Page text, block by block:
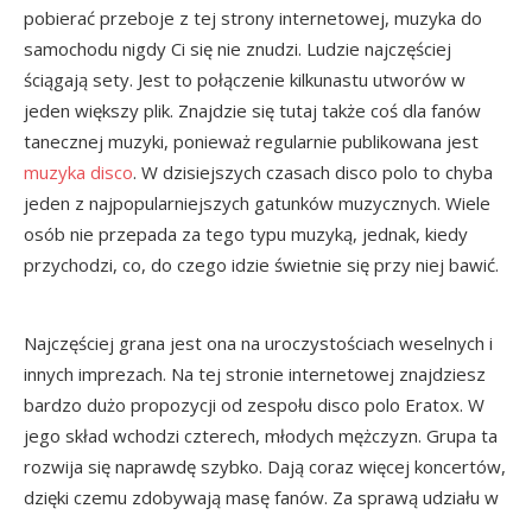
pobierać przeboje z tej strony internetowej, muzyka do
samochodu nigdy Ci się nie znudzi. Ludzie najczęściej
ściągają sety. Jest to połączenie kilkunastu utworów w
jeden większy plik. Znajdzie się tutaj także coś dla fanów
tanecznej muzyki, ponieważ regularnie publikowana jest
muzyka disco. W dzisiejszych czasach disco polo to chyba
jeden z najpopularniejszych gatunków muzycznych. Wiele
osób nie przepada za tego typu muzyką, jednak, kiedy
przychodzi, co, do czego idzie świetnie się przy niej bawić.
Najczęściej grana jest ona na uroczystościach weselnych i
innych imprezach. Na tej stronie internetowej znajdziesz
bardzo dużo propozycji od zespołu disco polo Eratox. W
jego skład wchodzi czterech, młodych mężczyzn. Grupa ta
rozwija się naprawdę szybko. Dają coraz więcej koncertów,
dzięki czemu zdobywają masę fanów. Za sprawą udziału w